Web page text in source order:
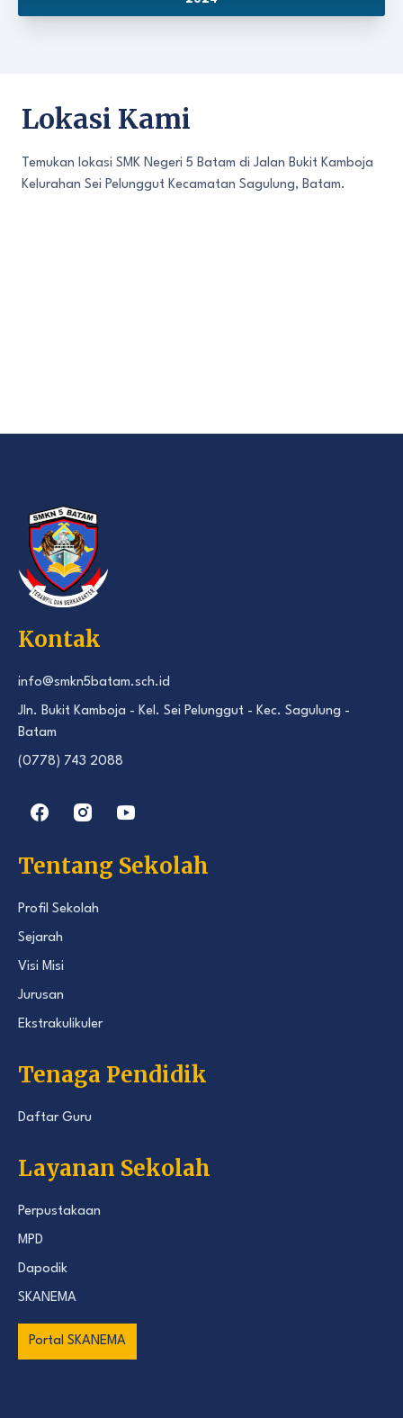
Lokasi Kami
Temukan lokasi SMK Negeri 5 Batam di Jalan Bukit Kamboja
Kelurahan Sei Pelunggut Kecamatan Sagulung, Batam.
Kontak
info@smkn5batam.sch.id
Jln. Bukit Kamboja - Kel. Sei Pelunggut - Kec. Sagulung -
Batam
(0778) 743 2088
Tentang Sekolah
Profil Sekolah
Sejarah
Visi Misi
Jurusan
Ekstrakulikuler
Tenaga Pendidik
Daftar Guru
Layanan Sekolah
Perpustakaan
MPD
Dapodik
SKANEMA
Portal SKANEMA